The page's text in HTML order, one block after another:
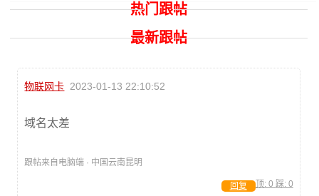
热门跟帖
最新跟帖
物联网卡 2023-01-13 22:10:52
域名太差
跟帖来自电脑端 · 中国云南昆明
顶: 0 踩: 0
回复